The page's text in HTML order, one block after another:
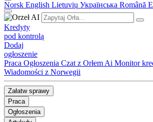
Norsk English Lietuvių Українська Română
Kredyty
pod kontrolą
Dodaj
ogłoszenie
Praca Ogłoszenia Czat z Orłem Ai Monitor
Wiadomości z Norwegii
Załatw sprawy
Praca
Ogłoszenia